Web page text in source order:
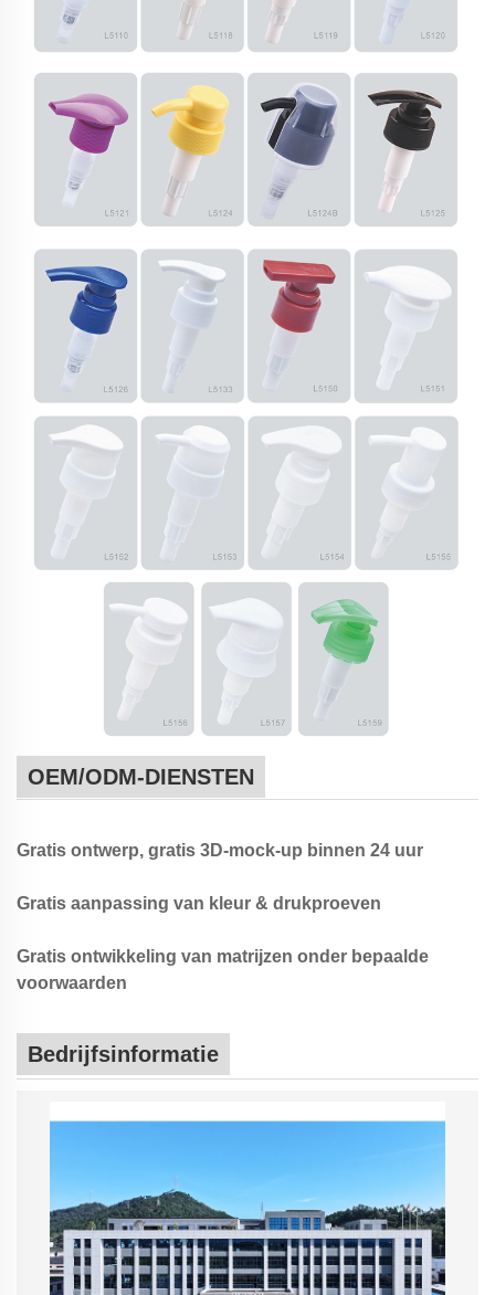
OEM/ODM-DIENSTEN
Gratis ontwerp, gratis 3D-mock-up binnen 24 uur
Gratis aanpassing van kleur & drukproeven
Gratis ontwikkeling van matrijzen onder bepaalde
voorwaarden
Bedrijfsinformatie